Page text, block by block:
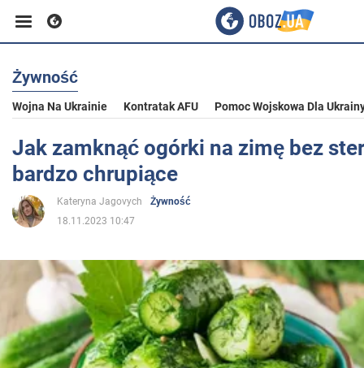
Biznes
Sport
Rozrywka
Polityka
Społeczeństwo
Żywność
Wojna Na Ukrainie Kontratak AFU Pomoc Wojskowa Dla
Jak zamknąć ogórki na zimę bez
bardzo chrupiące
Kateryna Jagovych
Żywność
18.11.2023 10:47